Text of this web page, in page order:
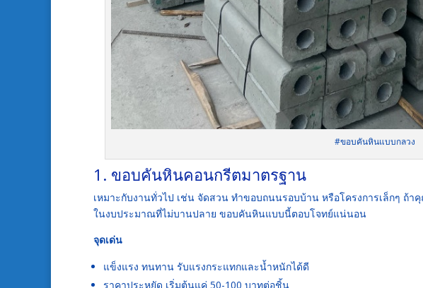
#ขอบคันหินแบบกลวง
1. ขอบคันหินคอนกรีตมาตรฐาน
เหมาะกับงานทั่วไป เช่น จัดสวน ทำขอบถนนรอบบ้าน หรือโครงการเล็กๆ ถ้า
ในงบประมาณที่ไม่บานปลาย ขอบคันหินแบบนี้ตอบโจทย์แน่นอน
จุดเด่น
แข็งแรง ทนทาน รับแรงกระแทกและน้ำหนักได้ดี
ราคาประหยัด เริ่มต้นแค่ 50-100 บาทต่อชิ้น